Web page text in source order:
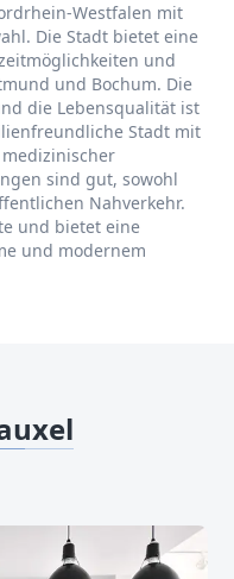
Westfalen mit
Die Stadt bietet eine
und
und Bochum. Die
die Lebensqualität ist
Stadt mit
sind gut, sowohl
Nahverkehr.
und bietet eine
und modernem